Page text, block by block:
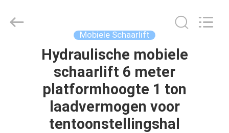
PRODUCTEN
LTD.
Mobiele Schaarlift
Hydraulische mobiele
schaarlift 6 meter
platformhoogte 1 ton
laadvermogen voor
tentoonstellingshal